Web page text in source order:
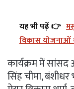
यह भी पढ़ें 👉
विकास योजनाओं
कार्यक्रम में सांसद
सिंह चीमा,